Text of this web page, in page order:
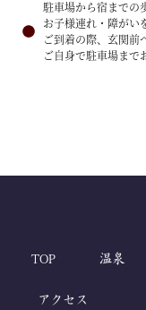
駐車場から宿までの
お子様連れ・障がい
ご到着の際、玄関前
ご自身で駐車場まで
TOP 温泉
アクセス